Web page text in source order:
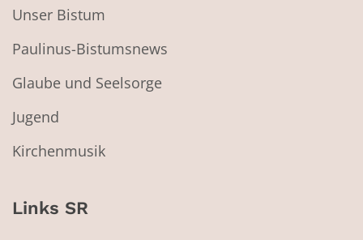
Unser Bistum
Paulinus-Bistumsnews
Glaube und Seelsorge
Jugend
Kirchenmusik
Links SR